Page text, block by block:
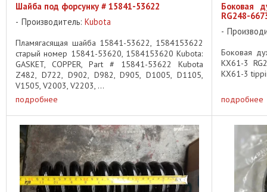
Шайба под форсунку # 15841-53622
Производитель: Kubota
Пламягасящая шайба 15841-53622, 1584153622
старый номер 15841-53620, 1584153620 Kubota:
GASKET, COPPER, Part # 15841-53622 Kubota
Z482, D722, D902, D982, D905, D1005, D1105,
V1505, V2003, V2203, ...
подробнее
Боковая
RG248-
Боковая
KX61-3
KX61-3
подробнее